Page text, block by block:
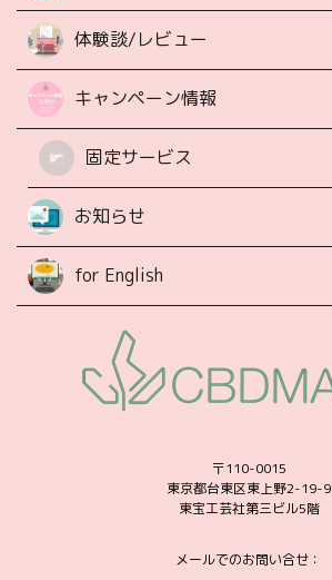
体験談/レビュー
キャンペーン情報
固定サービス
お知らせ
for English
〒110-0015
東京都台東区東上野2-19-9
東宝工芸社第三ビル5階
メールでのお問い合せ：